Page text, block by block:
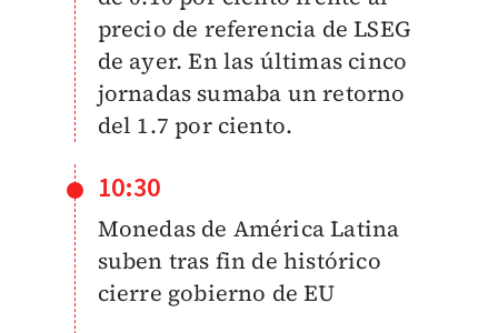
precio de referencia de LSEG
de ayer. En las últimas cinco
jornadas sumaba un retorno
del 1.7 por ciento.
10:30
Monedas de América Latina
suben tras fin de histórico
cierre gobierno de EU